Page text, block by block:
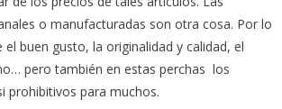
o manufacturadas son otra cosa. Por lo
el buen gusto, la originalidad y calidad, el
pero también en estas perchas los
prohibitivos para muchos.